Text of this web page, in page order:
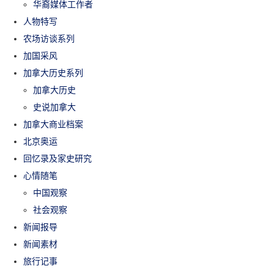
华裔媒体工作者
人物特写
农场访谈系列
加国采风
加拿大历史系列
加拿大历史
史说加拿大
加拿大商业档案
北京奥运
回忆录及家史研究
心情随笔
中国观察
社会观察
新闻报导
新闻素材
旅行记事